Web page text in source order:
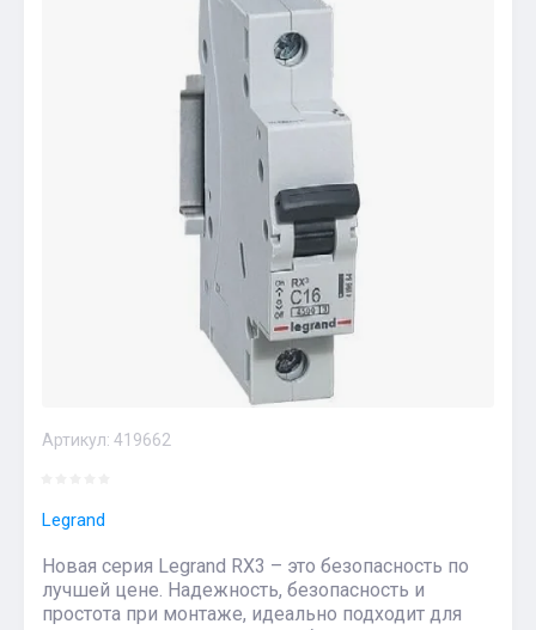
Артикул: 419662
Legrand
Новая серия Legrand RX3 – это безопасность по
лучшей цене. Надежность, безопасность и
простота при монтаже, идеально подходит для